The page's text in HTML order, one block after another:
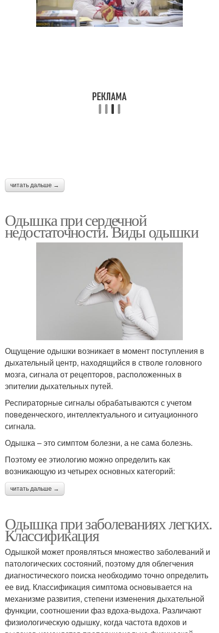
читать дальше →
Одышка при сердечной
недостаточности. Виды одышки
Ощущение одышки возникает в момент поступления в
дыхательный центр, находящийся в стволе головного
мозга, сигнала от рецепторов, расположенных в
эпителии дыхательных путей.
Респираторные сигналы обрабатываются с учетом
поведенческого, интеллектуального и ситуационного
сигнала.
Одышка – это симптом болезни, а не сама болезнь.
Поэтому ее этиологию можно определить как
возникающую из четырех основных категорий:
читать дальше →
Одышка при заболеваниях легких.
Классификация
Одышкой может проявляться множество заболеваний и
патологических состояний, поэтому для облегчения
диагностического поиска необходимо точно определить
ее вид. Классификация симптома основывается на
механизме развития, степени изменения дыхательной
функции, соотношении фаз вдоха-выдоха. Различают
физиологическую одышку, когда частота вдохов и